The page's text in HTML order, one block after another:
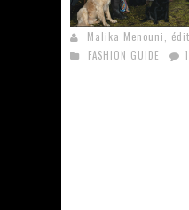
Country chic :
Malika Menouni,
FASHION GUIDE